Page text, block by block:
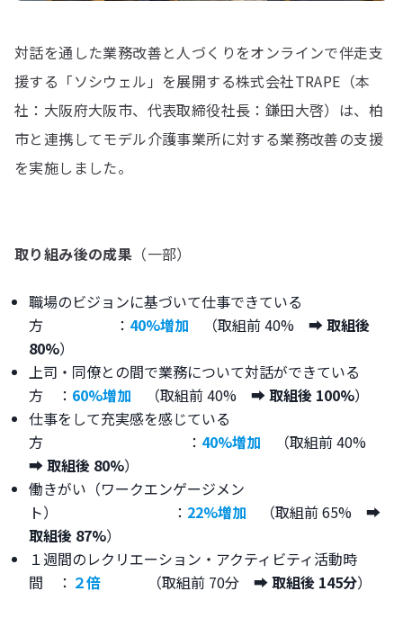
対話を通した業務改善と人づくりをオンラインで伴走支
援する「ソシウェル」を展開する株式会社TRAPE（本
社：大阪府大阪市、代表取締役社長：鎌田大啓）は、柏
市と連携してモデル介護事業所に対する業務改善の支援
を実施しました。
取り組み後の成果 （一部）
職場のビジョンに基づいて仕事できている
方 ： 40%増加 （取組前 40% ➡︎取組後
80%）
上司・同僚との間で業務について対話ができている
方 ： 60%増加 （取組前 40% ➡︎取組後 100%）
仕事をして充実感を感じている
方 ： 40%増加 （取組前 40%
➡︎取組後 80%）
働きがい（ワークエンゲージメン
ト） ： 22%増加 （取組前 65% ➡︎
取組後 87%）
１週間のレクリエーション・アクティビティ活動時
間 ： ２倍 （取組前 70分 ➡︎取組後 145分）